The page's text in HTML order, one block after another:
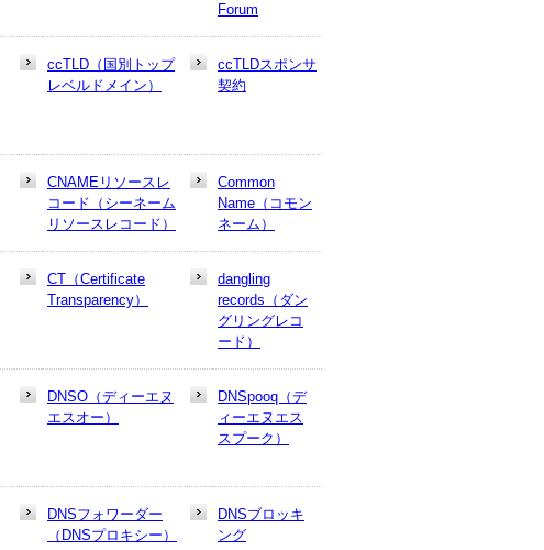
Forum
ccTLD（国別トップ
レベルドメイン）
ccTLDスポンサ
契約
CNAMEリソースレ
コード（シーネーム
リソースレコード）
Common
Name（コモン
ネーム）
CT（Certificate
Transparency）
dangling
records（ダン
グリングレコ
ード）
DNSO（ディーエヌ
エスオー）
DNSpooq（デ
ィーエヌエス
スプーク）
DNSフォワーダー
（DNSプロキシー）
DNSブロッキ
ング